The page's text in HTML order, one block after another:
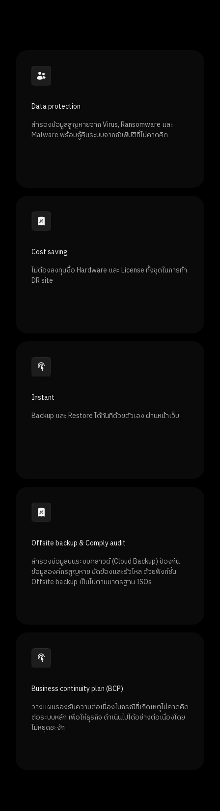
Data protection
สำรองข้อมูลสูญหายจาก Virus, Ransomware และ
Malware พร้อมกู้คืนระบบจากภัยพิบัติที่ไม่คาดคิด
Cost saving
ไม่ต้องลงทุนซื้อ Hardware และ License ทั้งชุดในการทำ
DR site
Instant
Backup และ Restore ได้ทันทีด้วยตัวเอง ผ่านหน้าเว็บ
Offsite backup & Comply audit
สำรองข้อมูลบนระบบคลาวด์ (Cloud Backup) ป้องกัน
ข้อมูลองค์กรสูญหาย ขัดข้องและรั่วไหล ด้วยฟังก์ชั่น
Offsite backup เป็นไปตามมาตรฐาน ISOs
Business continuity plan (BCP)
วางแผนรองรับความต่อเนื่องในกรณีที่เกิดเหตุไม่คาดคิด
ต่อระบบหลัก เพื่อให้ธุรกิจ ดําเนินไปได้อย่างต่อเนื่องโดย
ไม่หยุดชะงัก